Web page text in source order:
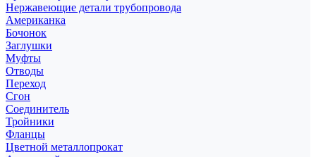
Нержавеющие детали трубопровода
Американка
Бочонок
Заглушки
Муфты
Отводы
Переход
Сгон
Соединитель
Тройники
Фланцы
Цветной металлопрокат